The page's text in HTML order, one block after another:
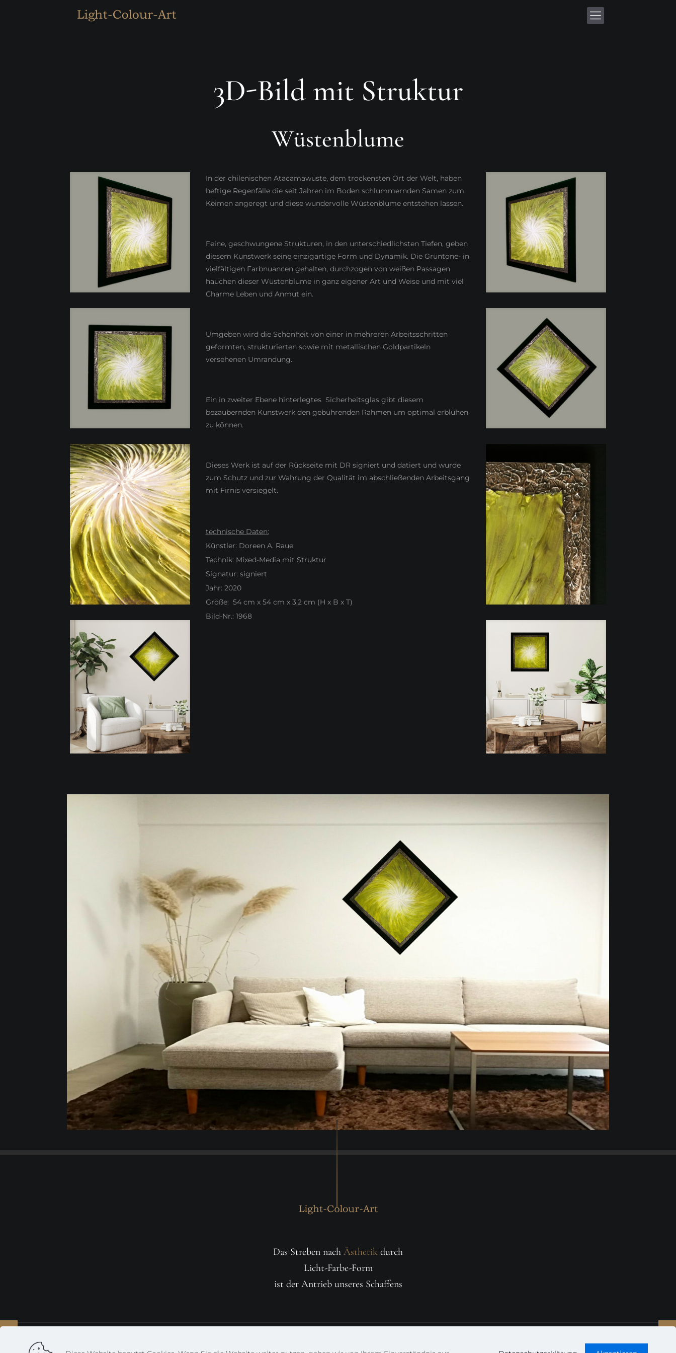
3D-Bild mit Struktur
Wüstenblume
In der chilenischen Atacamawüste, dem trockensten Ort der Welt, haben
heftige Regenfälle die seit Jahren im Boden schlummernden Samen zum
Keimen angeregt und diese wundervolle Wüstenblume entstehen lassen.
Feine, geschwungene Strukturen, in den unterschiedlichsten Tiefen, geben
diesem Kunstwerk seine einzigartige Form und Dynamik. Die Grüntöne- in
vielfältigen Farbnuancen gehalten, durchzogen von weißen Passagen
hauchen dieser Wüstenblume in ganz eigener Art und Weise und mit viel
Charme Leben und Anmut ein.
Umgeben wird die Schönheit von einer in mehreren Arbeitsschritten
geformten, strukturierten sowie mit metallischen Goldpartikeln
versehenen Umrandung.
Ein in zweiter Ebene hinterlegtes Sicherheitsglas gibt diesem
bezaubernden Kunstwerk den gebührenden Rahmen um optimal erblühen
zu können.
Dieses Werk ist auf der Rückseite mit DR signiert und datiert und wurde
zum Schutz und zur Wahrung der Qualität im abschließenden Arbeitsgang
mit Firnis versiegelt.
technische Daten:
Künstler: Doreen A. Raue
Technik: Mixed-Media mit Struktur
Signatur: signiert
Jahr: 2020
Größe: 54 cm x 54 cm x 3,2 cm (H x B x T)
Bild-Nr.: 1968
Das Streben nach Ästhetik durch
Licht-Farbe-Form
ist der Antrieb unseres Schaffens